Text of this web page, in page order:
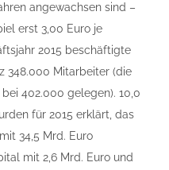
angewachsen sind –
erst 3,00 Euro je
2015 beschäftigte
348.000 Mitarbeiter (die
402.000 gelegen). 10,0
für 2015 erklärt, das
34,5 Mrd. Euro
mit 2,6 Mrd. Euro und